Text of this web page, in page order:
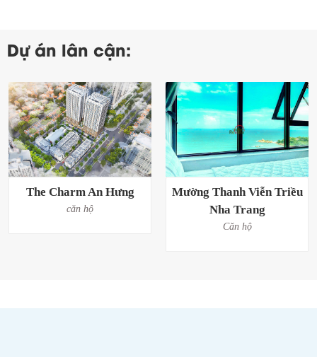
Dự án lân cận:
The Charm An Hưng
căn hộ
Mường Thanh Viễn Triều
Nha Trang
Căn hộ